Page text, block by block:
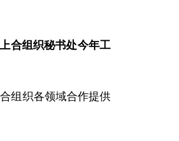
合组织秘书处今年工
组织各领域合作提供